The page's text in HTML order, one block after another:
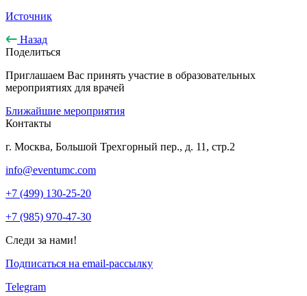
Источник
Назад
Поделиться
Приглашаем Вас принять участие в образовательных
мероприятиях для врачей
Ближайшие мероприятия
Контакты
г. Москва, Большой Трехгорный пер., д. 11, стр.2
info@eventumc.com
+7 (499) 130-25-20
+7 (985) 970-47-30
Следи за нами!
Подписаться на email-рассылку
Telegram